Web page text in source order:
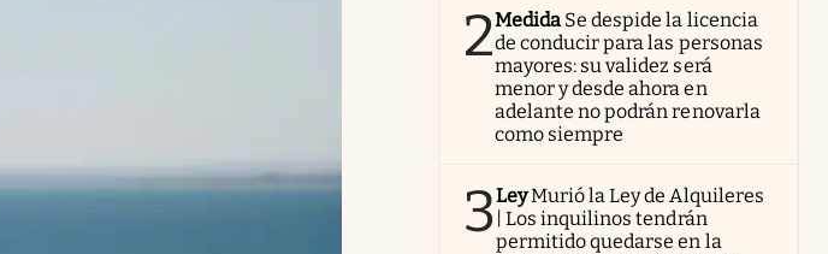
2Medida Se despide la licencia
de conducir para las personas
mayores: su validez será
menor y desde ahora en
adelante no podrán renovarla
como siempre
3LeyMurió la Ley de Alquileres
| Los inquilinos tendrán
permitido quedarse en la